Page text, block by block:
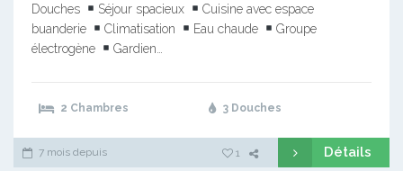
Douches
Séjour spacieux
Cuisine avec espace
buanderie
Climatisation Eau chaude
Groupe
électrogène
Gardien…
2 Chambres 3 Douches
7 mois depuis 1 Détails